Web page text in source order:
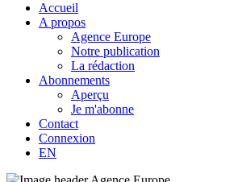
Accueil
A propos
Agence Europe
Notre publication
La rédaction
Abonnements
Aperçu
Je m'abonne
Contact
Connexion
EN